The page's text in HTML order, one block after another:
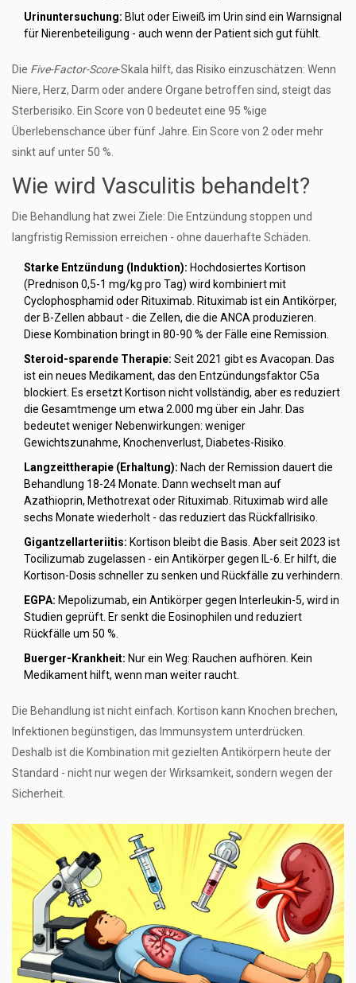
Urinuntersuchung: Blut oder Eiweiß im Urin sind ein Warnsignal
für Nierenbeteiligung - auch wenn der Patient sich gut fühlt.
Die Five-Factor-Score-Skala hilft, das Risiko einzuschätzen: Wenn
Niere, Herz, Darm oder andere Organe betroffen sind, steigt das
Sterberisiko. Ein Score von 0 bedeutet eine 95 %ige
Überlebenschance über fünf Jahre. Ein Score von 2 oder mehr
sinkt auf unter 50 %.
Wie wird Vasculitis behandelt?
Die Behandlung hat zwei Ziele: Die Entzündung stoppen und
langfristig Remission erreichen - ohne dauerhafte Schäden.
Starke Entzündung (Induktion): Hochdosiertes Kortison
(Prednison 0,5-1 mg/kg pro Tag) wird kombiniert mit
Cyclophosphamid oder Rituximab. Rituximab ist ein Antikörper,
der B-Zellen abbaut - die Zellen, die die ANCA produzieren.
Diese Kombination bringt in 80-90 % der Fälle eine Remission.
Steroid-sparende Therapie: Seit 2021 gibt es Avacopan. Das
ist ein neues Medikament, das den Entzündungsfaktor C5a
blockiert. Es ersetzt Kortison nicht vollständig, aber es reduziert
die Gesamtmenge um etwa 2.000 mg über ein Jahr. Das
bedeutet weniger Nebenwirkungen: weniger
Gewichtszunahme, Knochenverlust, Diabetes-Risiko.
Langzeittherapie (Erhaltung): Nach der Remission dauert die
Behandlung 18-24 Monate. Dann wechselt man auf
Azathioprin, Methotrexat oder Rituximab. Rituximab wird alle
sechs Monate wiederholt - das reduziert das Rückfallrisiko.
Gigantzellarteriitis: Kortison bleibt die Basis. Aber seit 2023 ist
Tocilizumab zugelassen - ein Antikörper gegen IL-6. Er hilft, die
Kortison-Dosis schneller zu senken und Rückfälle zu verhindern.
EGPA: Mepolizumab, ein Antikörper gegen Interleukin-5, wird in
Studien geprüft. Er senkt die Eosinophilen und reduziert
Rückfälle um 50 %.
Buerger-Krankheit: Nur ein Weg: Rauchen aufhören. Kein
Medikament hilft, wenn man weiter raucht.
Die Behandlung ist nicht einfach. Kortison kann Knochen brechen,
Infektionen begünstigen, das Immunsystem unterdrücken.
Deshalb ist die Kombination mit gezielten Antikörpern heute der
Standard - nicht nur wegen der Wirksamkeit, sondern wegen der
Sicherheit.